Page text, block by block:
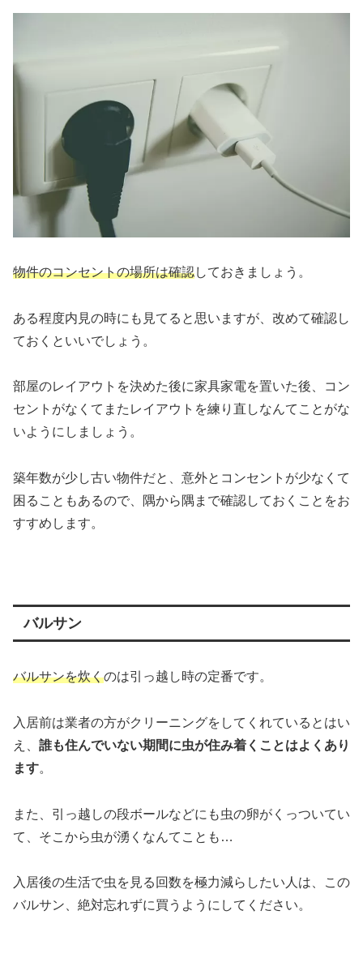
物件のコンセントの場所は確認しておきましょう。
ある程度内見の時にも見てると思いますが、改めて確認し
ておくといいでしょう。
部屋のレイアウトを決めた後に家具家電を置いた後、コン
セントがなくてまたレイアウトを練り直しなんてことがな
いようにしましょう。
築年数が少し古い物件だと、意外とコンセントが少なくて
困ることもあるので、隅から隅まで確認しておくことをお
すすめします。
バルサン
バルサンを炊くのは引っ越し時の定番です。
入居前は業者の方がクリーニングをしてくれているとはい
え、 誰も住んでいない期間に虫が住み着くことはよくあり
ます。
また、引っ越しの段ボールなどにも虫の卵がくっついてい
て、そこから虫が湧くなんてことも…
入居後の生活で虫を見る回数を極力減らしたい人は、この
バルサン、絶対忘れずに買うようにしてください。